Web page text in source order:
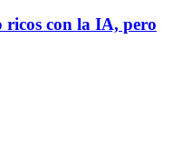
ricos con la IA, pero